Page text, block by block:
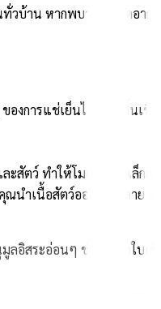
บ้าน หากพบว่ามีจุดใดอาก
องการแช่เย็นไปอย่างสิ้นเชิง
ตว์ ทำให้โมเลกุลน้ำเล็กล
นำเนื้อสัตว์ออกมาละลาย คุ
ระอ่อนๆ ช่วยให้ผักใบเขีย